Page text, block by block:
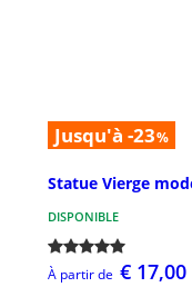
Jusqu'à -23%
Statue Vierge
DISPONIBLE
À partir de € 17,00